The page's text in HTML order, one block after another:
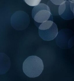
também para
em Star